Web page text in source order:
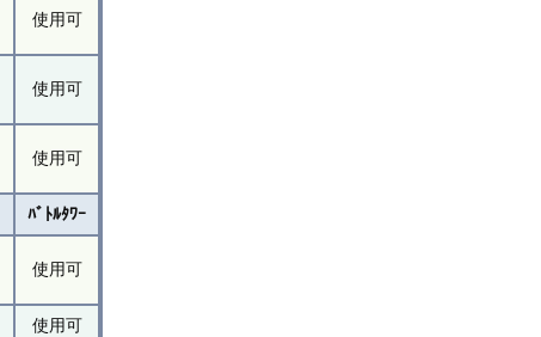
使用可
使用可
使用可
ﾊﾞﾄﾙﾀﾜｰ
使用可
使用可